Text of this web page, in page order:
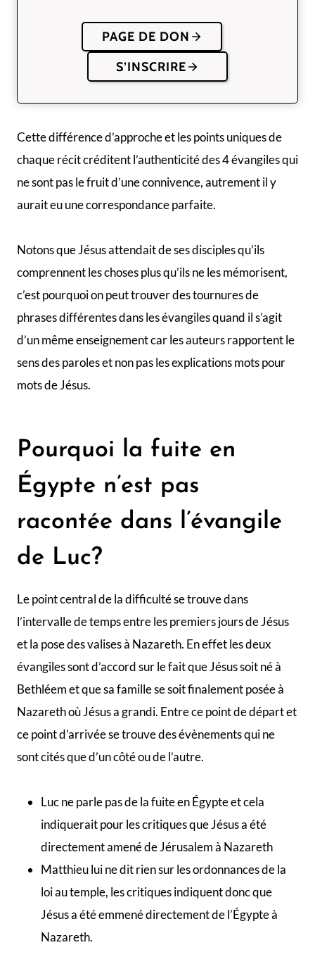
PAGE DE DON
S’INSCRIRE
Cette différence d’approche et les points uniques de
chaque récit créditent l’authenticité des 4 évangiles qui
ne sont pas le fruit d’une connivence, autrement il y
aurait eu une correspondance parfaite.
Notons que Jésus attendait de ses disciples qu’ils
comprennent les choses plus qu’ils ne les mémorisent,
c’est pourquoi on peut trouver des tournures de
phrases différentes dans les évangiles quand il s’agit
d’un même enseignement car les auteurs rapportent le
sens des paroles et non pas les explications mots pour
mots de Jésus.
Pourquoi la fuite en
Égypte n’est pas
racontée dans l’évangile
de Luc?
Le point central de la difficulté se trouve dans
l’intervalle de temps entre les premiers jours de Jésus
et la pose des valises à Nazareth. En effet les deux
évangiles sont d’accord sur le fait que Jésus soit né à
Bethléem et que sa famille se soit finalement posée à
Nazareth où Jésus a grandi. Entre ce point de départ et
ce point d’arrivée se trouve des évènements qui ne
sont cités que d’un côté ou de l’autre.
Luc ne parle pas de la fuite en Égypte et cela
indiquerait pour les critiques que Jésus a été
directement amené de Jérusalem à Nazareth
Matthieu lui ne dit rien sur les ordonnances de la
loi au temple, les critiques indiquent donc que
Jésus a été emmené directement de l’Égypte à
Nazareth.